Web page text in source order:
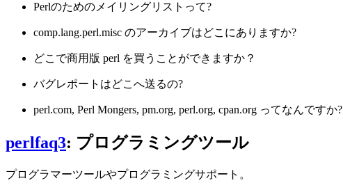
Perlのためのメイリングリストって?
comp.lang.perl.misc のアーカイブはどこにありますか?
どこで商用版 perl を買うことができますか？
バグレポートはどこへ送るの?
perl.com, Perl Mongers, pm.org, perl.org, cpan.org ってなんですか?
perlfaq3: プログラミングツール
プログラマーツールやプログラミングサポート。